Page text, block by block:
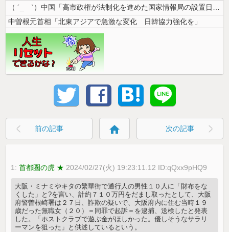
（ ´_ゝ`）中国「高市政権が法制化を進めた国家情報局の設置日が7月3...
中曽根元首相「北東アジアで急激な変化 日韓協力強化を」
前の記事 home 次の記事
1:首都圏の虎 ★ 2024/02/27(火) 19:23:11.12 ID:qQxx9pHQ9
大阪・ミナミやキタの繁華街で通行人の男性１０人に「財布をな
くした」と?を言い、計約７１０万円をだまし取ったとして、大阪
府警曽根崎署は２７日、詐欺の疑いで、大阪府内に住む当時１９
歳だった無職女（２０）＝同罪で起訴＝を逮捕、送検したと発表
した。「ホストクラブで遊ぶ金がほしかった。優しそうなサラリ
ーマンを狙った」と供述しているという。